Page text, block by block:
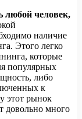
любой человек,
наличие
Этого легко
которые
популярных
либо
к
этот рынок
довольно много